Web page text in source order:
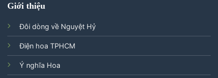
Giới thiệu
Đôi dòng về Nguyệt Hỷ
Điện hoa TPHCM
Ý nghĩa Hoa